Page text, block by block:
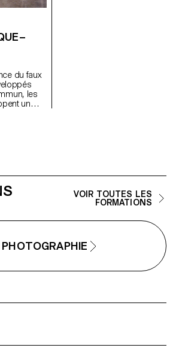
du faux
les
un
un
limites de
VOIR TOUTES LES
FORMATIONS